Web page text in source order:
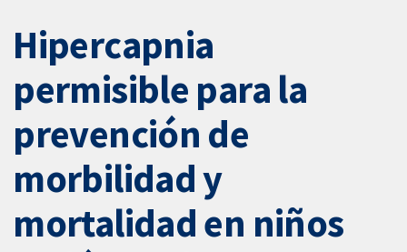
Hipercapnia
permisible para la
prevención de
morbilidad y
mortalidad en niños